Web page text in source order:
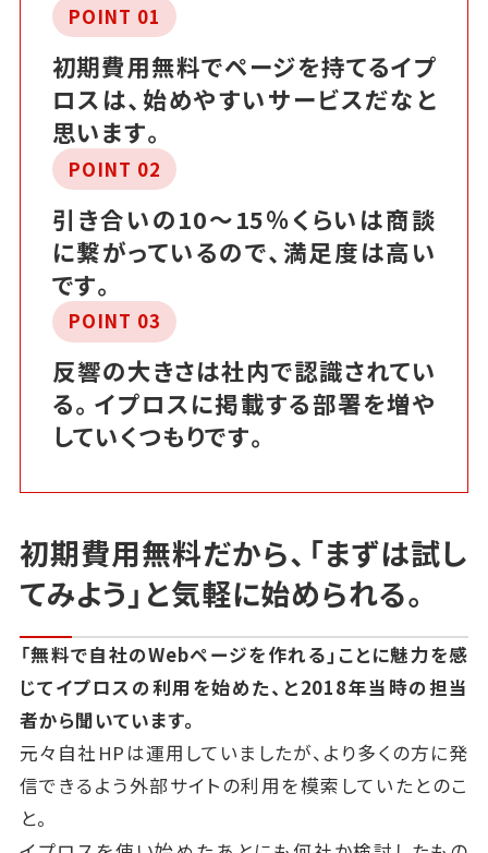
POINT 01
初期費用無料でページを持てるイプ
ロスは、始めやすいサービスだなと
思います。
POINT 02
引き合いの10～15％くらいは商談
に繋がっているので、満足度は高い
です。
POINT 03
反響の大きさは社内で認識されてい
る。イプロスに掲載する部署を増や
していくつもりです。
初期費用無料だから、「まずは試し
てみよう」と気軽に始められる。
「無料で自社のWebページを作れる」ことに魅力を感
じてイプロスの利用を始めた、と2018年当時の担当
者から聞いています。
元々自社HPは運用していましたが、より多くの方に発
信できるよう外部サイトの利用を模索していたとのこ
と。